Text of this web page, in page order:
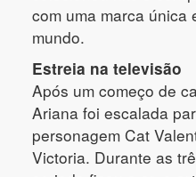
com uma marca única
mundo.
Estreia na televisão
Após um começo de
Ariana foi escalada
personagem Cat
Victoria. Durante as